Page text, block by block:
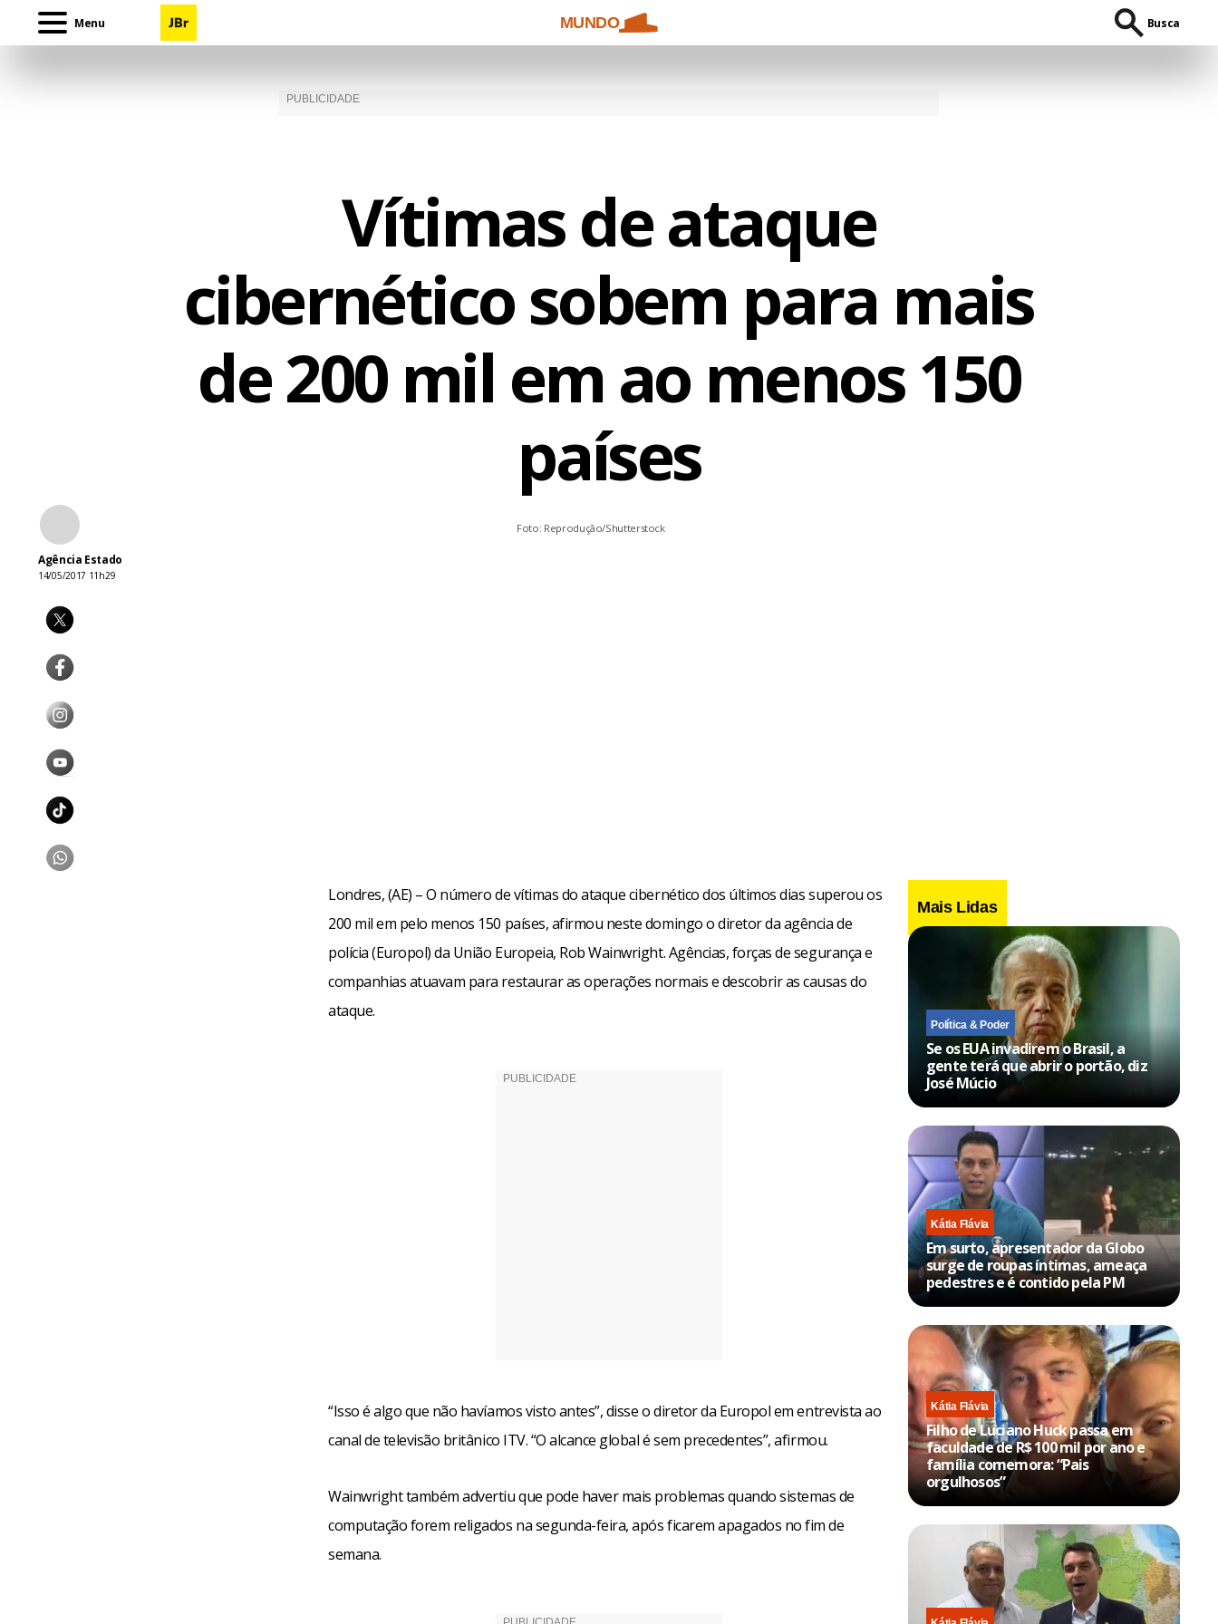
Menu MUNDO Busca
Vítimas de ataque
cibernético sobem para mais
de 200 mil em ao menos 150
países
Agência Estado
14/05/2017 11h29
Foto: Reprodução/Shutterstock
Londres, (AE) – O número de vítimas do ataque cibernético dos últimos dias superou os
200 mil em pelo menos 150 países, afirmou neste domingo o diretor da agência de
polícia (Europol) da União Europeia, Rob Wainwright. Agências, forças de segurança e
companhias atuavam para restaurar as operações normais e descobrir as causas do
ataque.
“Isso é algo que não havíamos visto antes”, disse o diretor da Europol em entrevista ao
canal de televisão britânico ITV. “O alcance global é sem precedentes”, afirmou.
Wainwright também advertiu que pode haver mais problemas quando sistemas de
computação forem religados na segunda-feira, após ficarem apagados no fim de
semana.
Mais Lidas
Política & Poder
Se os EUA invadirem o Brasil, a
gente terá que abrir o portão, diz
José Múcio
Kátia Flávia
Em surto, apresentador da Globo
surge de roupas íntimas, ameaça
pedestres e é contido pela PM
Kátia Flávia
Filho de Luciano Huck passa em
faculdade de R$ 100 mil por ano e
família comemora: “Pais
orgulhosos”